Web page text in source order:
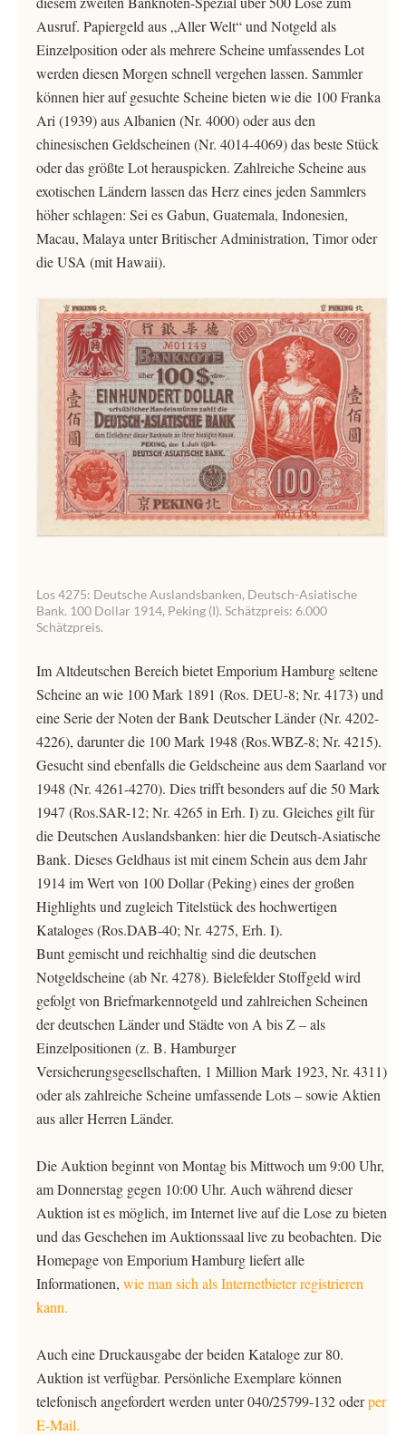
Ausruf. Papiergeld aus „Aller Welt“ und Notgeld als
Einzelposition oder als mehrere Scheine umfassendes Lot
werden diesen Morgen schnell vergehen lassen. Sammler
können hier auf gesuchte Scheine bieten wie die 100 Franka
Ari (1939) aus Albanien (Nr. 4000) oder aus den
chinesischen Geldscheinen (Nr. 4014-4069) das beste Stück
oder das größte Lot herauspicken. Zahlreiche Scheine aus
exotischen Ländern lassen das Herz eines jeden Sammlers
höher schlagen: Sei es Gabun, Guatemala, Indonesien,
Macau, Malaya unter Britischer Administration, Timor oder
die USA (mit Hawaii).
Los 4275: Deutsche Auslandsbanken, Deutsch-Asiatische
Bank. 100 Dollar 1914, Peking (I). Schätzpreis: 6.000
Schätzpreis.
Im Altdeutschen Bereich bietet Emporium Hamburg seltene
Scheine an wie 100 Mark 1891 (Ros. DEU-8; Nr. 4173) und
eine Serie der Noten der Bank Deutscher Länder (Nr. 4202-
4226), darunter die 100 Mark 1948 (Ros.WBZ-8; Nr. 4215).
Gesucht sind ebenfalls die Geldscheine aus dem Saarland vor
1948 (Nr. 4261-4270). Dies trifft besonders auf die 50 Mark
1947 (Ros.SAR-12; Nr. 4265 in Erh. I) zu. Gleiches gilt für
die Deutschen Auslandsbanken: hier die Deutsch-Asiatische
Bank. Dieses Geldhaus ist mit einem Schein aus dem Jahr
1914 im Wert von 100 Dollar (Peking) eines der großen
Highlights und zugleich Titelstück des hochwertigen
Kataloges (Ros.DAB-40; Nr. 4275, Erh. I).
Bunt gemischt und reichhaltig sind die deutschen
Notgeldscheine (ab Nr. 4278). Bielefelder Stoffgeld wird
gefolgt von Briefmarkennotgeld und zahlreichen Scheinen
der deutschen Länder und Städte von A bis Z – als
Einzelpositionen (z. B. Hamburger
Versicherungsgesellschaften, 1 Million Mark 1923, Nr. 4311)
oder als zahlreiche Scheine umfassende Lots – sowie Aktien
aus aller Herren Länder.
Die Auktion beginnt von Montag bis Mittwoch um 9:00 Uhr,
am Donnerstag gegen 10:00 Uhr. Auch während dieser
Auktion ist es möglich, im Internet live auf die Lose zu bieten
und das Geschehen im Auktionssaal live zu beobachten. Die
Homepage von Emporium Hamburg liefert alle
Informationen, wie man sich als Internetbieter registrieren
kann.
Auch eine Druckausgabe der beiden Kataloge zur 80.
Auktion ist verfügbar. Persönliche Exemplare können
telefonisch angefordert werden unter 040/25799-132 oderper
E-Mail.